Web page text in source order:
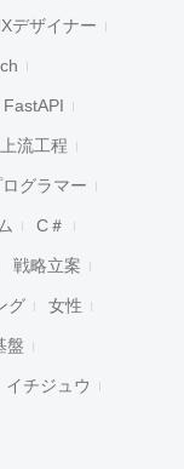
デザイナー
FastAPI
上流工程
ログラマー
C＃
戦略立案
グ 女性
盤
イチジュウ